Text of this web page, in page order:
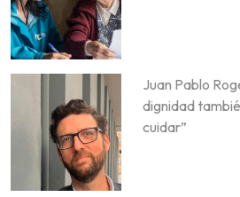
Juan Pablo
dignidad
cuidar”